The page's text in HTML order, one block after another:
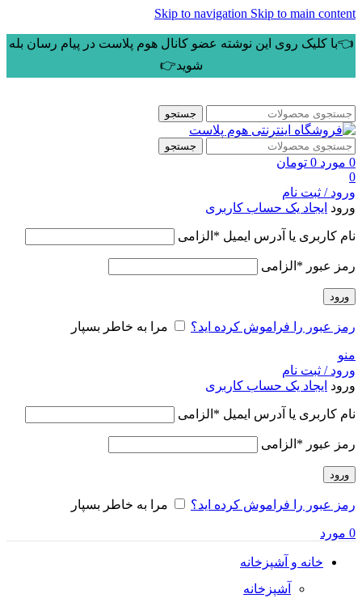
Skip to navigation Skip to main content
👈با کلیک روی این نوشته عضو کانال هوم پلاست در پیام رسان بله
شوید👉
جستجو
جستجو
0 مورد 0 تومان
0
ورود / ثبت نام
ورود ایجاد یک حساب کاربری
نام کاربری یا آدرس ایمیل * الزامی
رمز عبور * الزامی
ورود
رمز عبور را فراموش کرده اید؟ مرا به خاطر بسپار
منو
ورود / ثبت نام
ورود ایجاد یک حساب کاربری
نام کاربری یا آدرس ایمیل * الزامی
رمز عبور * الزامی
ورود
رمز عبور را فراموش کرده اید؟ مرا به خاطر بسپار
0 مورد
خانه و آشپزخانه
آشپزخانه